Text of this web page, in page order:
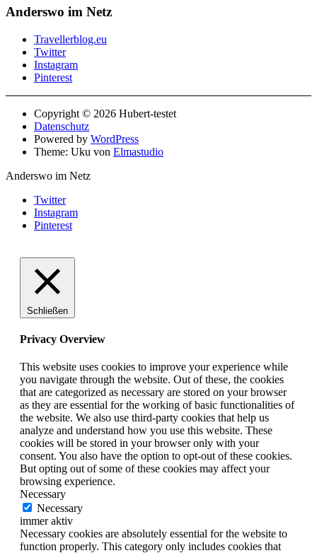
Anderswo im Netz
Travellerblog.eu
Twitter
Instagram
Pinterest
Copyright © 2026 Hubert-testet
Datenschutz
Powered by WordPress
Theme: Uku von Elmastudio
Anderswo im Netz
Twitter
Instagram
Pinterest
Schließen
Privacy Overview
This website uses cookies to improve your experience while
you navigate through the website. Out of these, the cookies
that are categorized as necessary are stored on your browser
as they are essential for the working of basic functionalities of
the website. We also use third-party cookies that help us
analyze and understand how you use this website. These
cookies will be stored in your browser only with your
consent. You also have the option to opt-out of these cookies.
But opting out of some of these cookies may affect your
browsing experience.
Necessary
Necessary
immer aktiv
Necessary cookies are absolutely essential for the website to
function properly. This category only includes cookies that